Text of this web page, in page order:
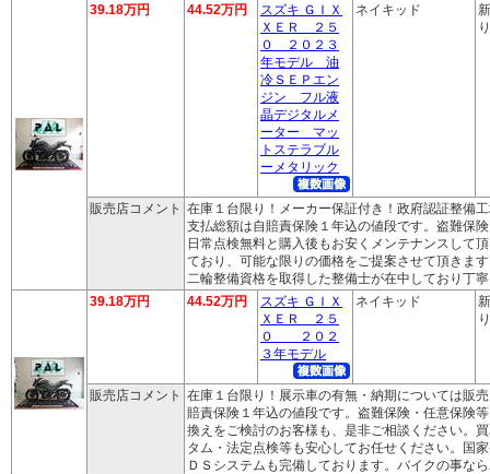
39.18万円
44.52万円
スズキ ＧＩＸ
ＸＥＲ ２５
０ ２０２３
年モデル 油
冷ＳＥＰエン
ジン フル液
晶デジタルメ
ーター マッ
トステラブル
ーメタリック
ネイキッド
販売店コメント 在庫１台限り！メーカー保証付き！政府認証整備
支払総額は自賠責保険１年込の値段です。盗難保
日常点検無料と購入後もお安くメンテナンスして
ており、可能な限りの価格をご提案させて頂きま
二輪整備資格を取得した整備士が在中しており丁
39.18万円
44.52万円
スズキ ＧＩＸ
ＸＥＲ ２５
０ ２０２
３年モデル
ネイキッド
販売店コメント 在庫１台限り！展示車の有無・納期については販
賠責保険１年込の値段です。盗難保険・任意保険
換えをご検討のお客様も、是非ご相談ください。
タム・法定点検等も安心してお任せください。国
ＤＳシステムも完備しております。バイクの事な